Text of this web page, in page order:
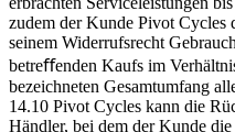
zudem der Kunde Pivot Cycles
seinem Widerrufsrecht
betreﬀenden Kaufs im
bezeichneten Gesamtumfang
14.10 Pivot Cycles kann die
Händler, bei dem der Kunde